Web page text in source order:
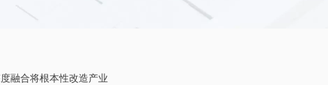
融合将根本性改造产业